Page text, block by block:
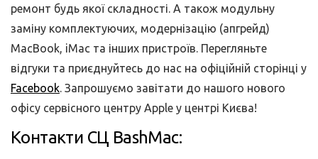
ремонт будь якої складності. А також модульну
заміну комплектуючих, модернізацію (апгрейд)
MacBook, iMac та інших пристроїв. Перегляньте
відгуки та приєднуйтесь до нас на офіційній сторінці у
Facebook. Запрошуємо завітати до нашого нового
офісу сервісного центру Apple у центрі Києва!
Контакти СЦ BashMac: